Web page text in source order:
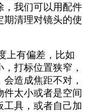
，我们可以用配件
期清理对镜头的使
上有偏差，比如
打标位置狭窄，
造成焦距不对，
件太小或者是空间
工具，或者自己加